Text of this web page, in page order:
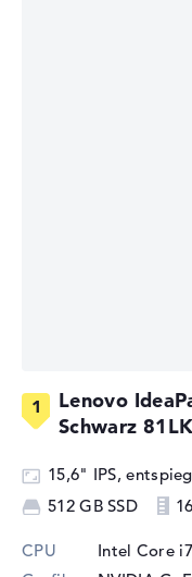
Lenovo
Schwarz
15,6" IPS,
512 GB SSD
CPU Intel Core